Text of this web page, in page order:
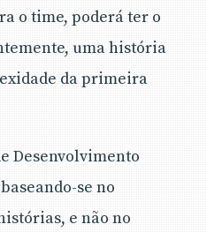
o time, poderá ter o
uma história
da primeira
Desenvolvimento
se no
e não no